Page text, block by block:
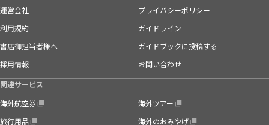
運営会社
プライバシーポリシー
利用規約
ガイドライン
書店御担当者様へ
ガイドブックに投稿する
採用情報
お問い合わせ
関連サービス
海外航空券
海外ツアー
旅行用品
海外のおみやげ